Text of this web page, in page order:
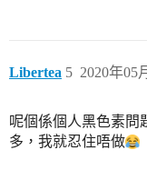
Libertea 2020年05
5
呢個係個人黑色素問
多，我就忍住唔做